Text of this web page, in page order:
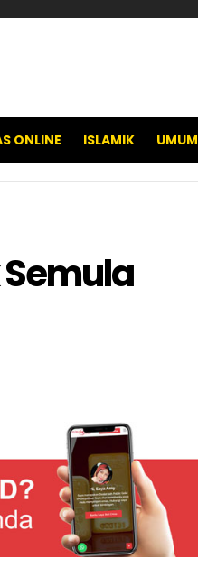
ONLINE ISLAMIK UMUM